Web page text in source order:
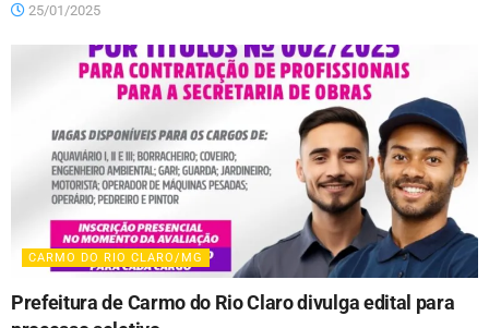
25/01/2025
CARMO DO RIO CLARO/MG
Prefeitura de Carmo do Rio Claro divulga edital para